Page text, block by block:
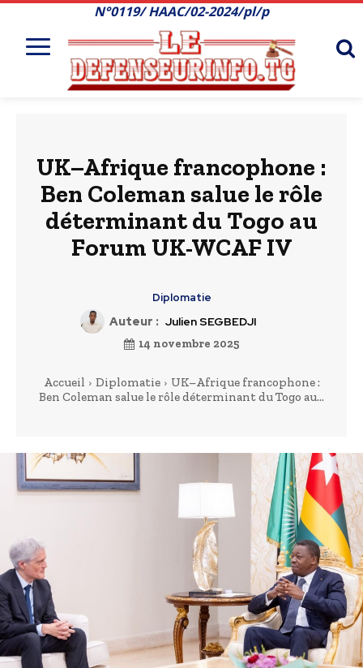
N°0119/ HAAC/02-2024/pl/p
UK–Afrique francophone :
Ben Coleman salue le rôle
déterminant du Togo au
Forum UK-WCAF IV
Diplomatie
Auteur : Julien SEGBEDJI
14 novembre 2025
Accueil Diplomatie
UK–Afrique francophone :
Ben Coleman salue le rôle déterminant du Togo au...